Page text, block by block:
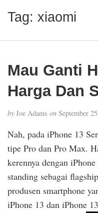
Tag: xiaomi
Mau Ganti
Harga Dan
byJoe Adams onSeptember
Nah, pada iPhone 13
tipe Pro dan Pro Max.
kerennya dengan
standing sebagai
produsen smartphone
iPhone 13 dan iPhone